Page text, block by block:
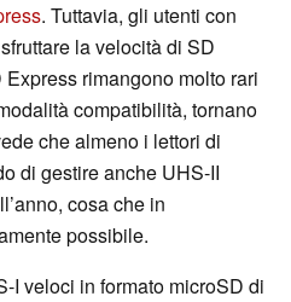
. Tuttavia, gli utenti con
la velocità di SD
rimangono molto rari
compatibilità, tornano
che almeno i lettori di
di gestire anche UHS-II
cosa che in
possibile.
I veloci in formato microSD di